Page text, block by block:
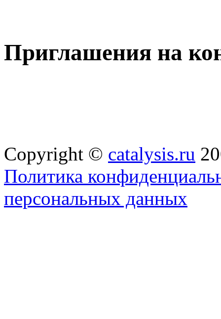
Приглашения на
Copyright © catalysis.ru
Политика
персональных данных